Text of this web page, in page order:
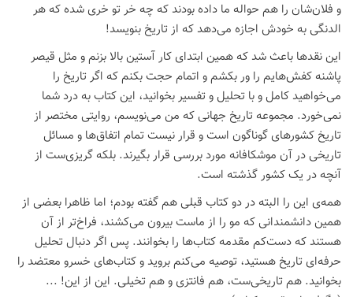
و فلان‌شان را هم حواله ما داده بودند که چه خر تو خری شده که هر
الدنگی به خودش اجازه می‌دهد که از تاریخ بنویسد!
این نقدها باعث شد که همین ابتدای کار آستین بالا بزنم و مثل قیصر
پاشنه کفش‌هایم را ور بکشم و اتمام حجت بکنم که اگر تاریخ را
می‌خواهید کامل و با تحلیل و تفسیر بخوانید، این کتاب به درد شما
نمی‌خورد. مجموعه تاریخ جهانی که من می‌نویسم، روایتی مختصر از
تاریخ کشورهای گوناگون است و قرار نیست تمام اتفاق‌ها و مسائل
تاریخی در آن موشکافانه مورد بررسی قرار بگیرند. بلکه گریزی‌ست از
آنچه در یک کشور گذشته است.
همه‌ی این را البته در دو کتاب قبلی هم گفته بودم؛ اما ظاهرا بعضی از
همین دانشمندانی که مو را از ماست بیرون می‌کشند، فراخ‌تر از آن
هستند که دست‌کم مقدمه کتاب‌ها را بخوانند. پس اگر دنبال تحلیل
حرفه‌ای تاریخ هستید، توصیه می‌کنم بروید و کتاب‌های خسرو معتضد را
بخوانید. هم تاریخی‌ست، هم فانتزی و هم تخیلی. این از این! ...